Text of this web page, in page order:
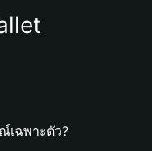
เฉพาะตัว?